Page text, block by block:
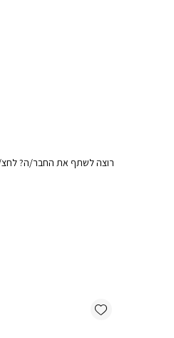
רוצה לשתף את החבר/ה? לחצ/
Add wishlist